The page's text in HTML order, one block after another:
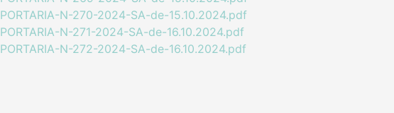
PORTARIA-N-270-2024-SA-de-15.10.2024.pdf
PORTARIA-N-271-2024-SA-de-16.10.2024.pdf
PORTARIA-N-272-2024-SA-de-16.10.2024.pdf